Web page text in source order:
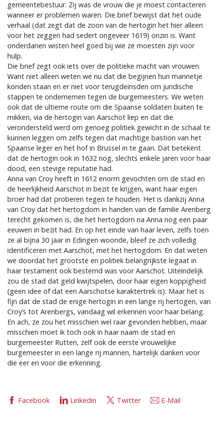
gemeentebestuur. Zij was de vrouw die je moest contacteren
wanneer er problemen waren. Die brief bewijst dat het oude
verhaal (dat zegt dat de zoon van de hertogin het hier alleen
voor het zeggen had sedert ongeveer 1619) onzin is. Want
onderdanen wisten heel goed bij wie ze moesten zijn voor
hulp.
Die brief zegt ook iets over de politieke macht van vrouwen.
Want niet alleen weten we nu dat die begijnen hun mannetje
konden staan en er niet voor terugdeinsden om juridische
stappen te ondernemen tegen de burgemeesters. We weten
ook dat de ultieme route om die Spaanse soldaten buiten te
mikken, via de hertogin van Aarschot liep en dat die
verondersteld werd om genoeg politiek gewicht in de schaal te
kunnen leggen om zelfs tegen dat machtige bastion van het
Spaanse leger en het hof in Brussel in te gaan. Dat betekent
dat de hertogin ook in 1632 nog, slechts enkele jaren voor haar
dood, een stevige reputatie had.
Anna van Croy heeft in 1612 enorm gevochten om de stad en
de heerlijkheid Aarschot in bezit te krijgen, want haar eigen
broer had dat proberen tegen te houden. Het is dankzij Anna
van Croy dat het hertogdom in handen van de familie Arenberg
terecht gekomen is, die het hertogdom na Anna nog een paar
eeuwen in bezit had. En op het einde van haar leven, zelfs toen
ze al bijna 30 jaar in Edingen woonde, bleef ze zich volledig
identificeren met Aarschot, met het hertogdom. En dat weten
we doordat het grootste en politiek belangrijkste legaat in
haar testament ook bestemd was voor Aarschot. Uiteindelijk
zou de stad dat geld kwijtspelen, door haar eigen koppigheid
(geen idee of dat een Aarschotse karaktertrek is). Maar het is
fijn dat de stad de enige hertogin in een lange rij hertogen, van
Croy’s tot Arenbergs, vandaag wil erkennen voor haar belang.
En ach, ze zou het misschien wel raar gevonden hebben, maar
misschien moet ik toch ook in haar naam de stad en
burgemeester Rutten, zelf ook de eerste vrouwelijke
burgemeester in een lange rij mannen, hartelijk danken voor
die eer en voor die erkenning.
Facebook Linkedin Twitter E-Mail